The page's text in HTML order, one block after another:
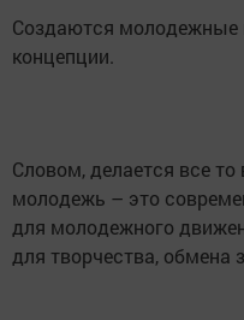
Создаются молодежные
концепции.
Словом, делается все
молодежь – это
для молодежного
для творчества, обмена